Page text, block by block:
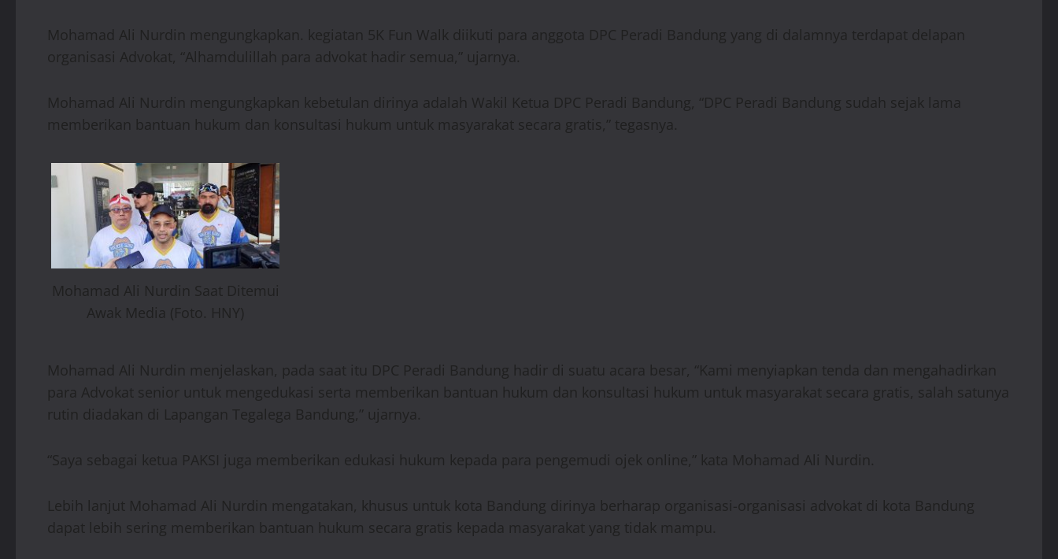
Mohamad Ali Nurdin mengungkapkan. kegiatan 5K Fun Walk diikuti para anggota DPC Peradi Bandung yang di dalamnya terdapat delapan
organisasi Advokat, “Alhamdulillah para advokat hadir semua,” ujarnya.
Mohamad Ali Nurdin mengungkapkan kebetulan dirinya adalah Wakil Ketua DPC Peradi Bandung, “DPC Peradi Bandung sudah sejak lama
memberikan bantuan hukum dan konsultasi hukum untuk masyarakat secara gratis,” tegasnya.
Mohamad Ali Nurdin Saat Ditemui
Awak Media (Foto. HNY)
Mohamad Ali Nurdin menjelaskan, pada saat itu DPC Peradi Bandung hadir di suatu acara besar, “Kami menyiapkan tenda dan mengahadirkan
para Advokat senior untuk mengedukasi serta memberikan bantuan hukum dan konsultasi hukum untuk masyarakat secara gratis, salah satunya
rutin diadakan di Lapangan Tegalega Bandung,” ujarnya.
“Saya sebagai ketua PAKSI juga memberikan edukasi hukum kepada para pengemudi ojek online,” kata Mohamad Ali Nurdin.
Lebih lanjut Mohamad Ali Nurdin mengatakan, khusus untuk kota Bandung dirinya berharap organisasi-organisasi advokat di kota Bandung
dapat lebih sering memberikan bantuan hukum secara gratis kepada masyarakat yang tidak mampu.